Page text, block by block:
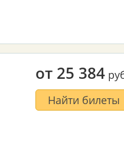
от 25 384
Найти билеты